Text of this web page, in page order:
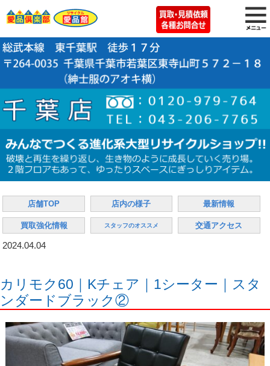
店舗TOP 店内の様子 最新情報
買取強化情報 スタッフのオススメ 交通アクセス
2024.04.04
カリモク60｜Kチェア｜1シーター｜スタ
ンダードブラック②